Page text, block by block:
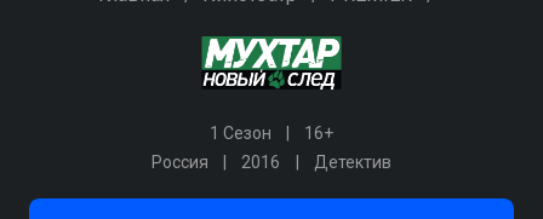
1 Сезон
16+
Россия
2016 Детектив